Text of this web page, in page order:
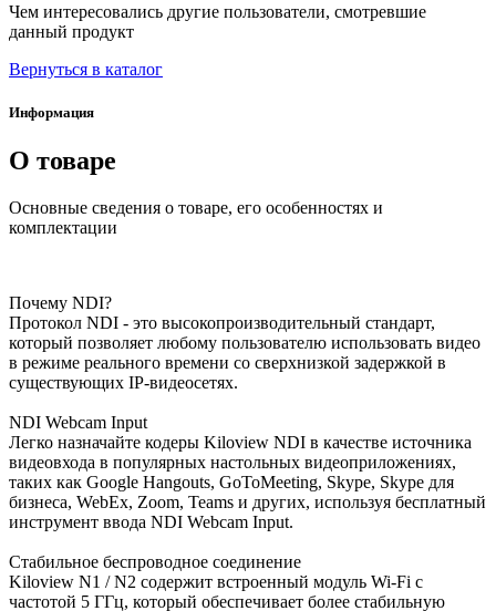
Чем интересовались другие пользователи, смотревшие
данный продукт
Вернуться в каталог
Информация
О товаре
Основные сведения о товаре, его особенностях и
комплектации
Почему NDI?
Протокол NDI - это высокопроизводительный стандарт,
который позволяет любому пользователю использовать видео
в режиме реального времени со сверхнизкой задержкой в
существующих IP-видеосетях.
NDI Webcam Input
Легко назначайте кодеры Kiloview NDI в качестве источника
видеовхода в популярных настольных видеоприложениях,
таких как Google Hangouts, GoToMeeting, Skype, Skype для
бизнеса, WebEx, Zoom, Teams и других, используя бесплатный
инструмент ввода NDI Webcam Input.
Стабильное беспроводное соединение
Kiloview N1 / N2 содержит встроенный модуль Wi-Fi с
частотой 5 ГГц, который обеспечивает более стабильную